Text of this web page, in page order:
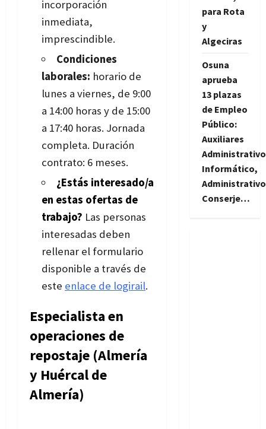
incorporación
inmediata,
imprescindible.
Condiciones
laborales: horario de
lunes a viernes, de 9:00
a 14:00 horas y de 15:00
a 17:40 horas. Jornada
completa. Duración
contrato: 6 meses.
¿Estás interesado/a
en estas ofertas de
trabajo? Las personas
interesadas deben
rellenar el formulario
disponible a través de
este enlace de logirail.
Especialista en
operaciones de
repostaje (Almería
y Huércal de
Almería)
para Rota
y
Algeciras
Osuna
aprueba
13 plazas
de Empleo
Público:
Auxiliares
Informático,
Conserje…